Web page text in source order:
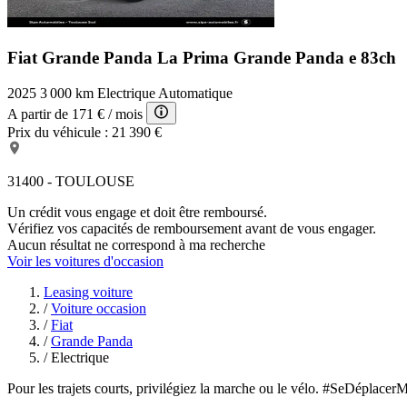
Fiat Grande Panda La Prima Grande Panda e 83ch
2025 3 000 km Electrique Automatique
A partir de 171 € / mois
Prix du véhicule : 21 390 €
31400 - TOULOUSE
Un crédit vous engage et doit être remboursé.
Vérifiez vos capacités de remboursement avant de vous engager.
Aucun résultat ne correspond à ma recherche
Voir les voitures d'occasion
Leasing voiture
/ Voiture occasion
/ Fiat
/ Grande Panda
/ Electrique
Pour les trajets courts, privilégiez la marche ou le vélo.